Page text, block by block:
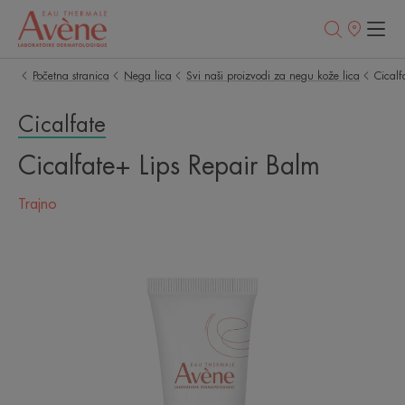
Prodajna
Početna stranica Nega lica Svi naši proizvodi za negu kože lica
Cicalfate
Cicalfate+ Lips Repair Balm
Trajno